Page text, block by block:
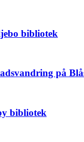
bibliotek
på
bibliotek